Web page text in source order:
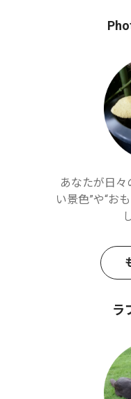
あなたが日々
い景色”や“お
ラ